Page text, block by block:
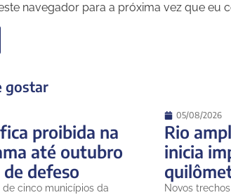
navegador para a próxima vez que eu
gostar
proibida na
até outubro
defeso
de cinco municípios da
05/08/2026
Rio
inicia
Novos